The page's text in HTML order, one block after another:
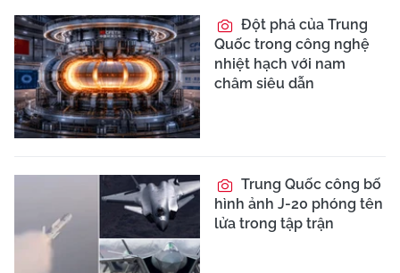
Đột phá của Trung
Quốc trong công nghệ
nhiệt hạch với nam
châm siêu dẫn
Trung Quốc công bố
hình ảnh J-20 phóng tên
lửa trong tập trận